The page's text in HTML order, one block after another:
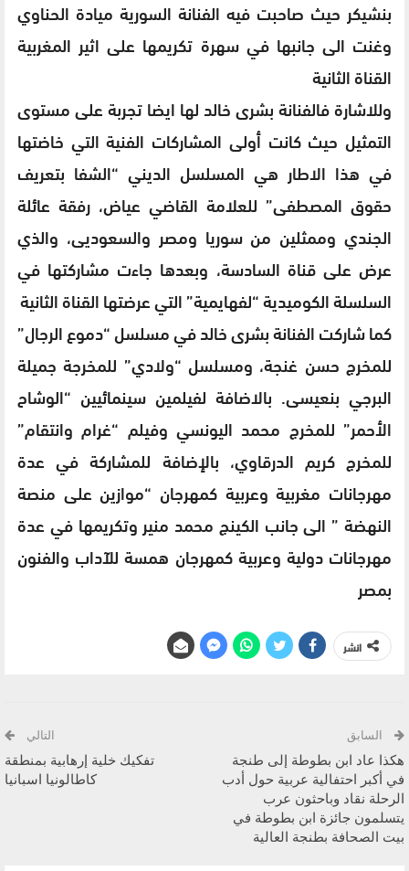
بنشيكر حيث صاحبت فيه الفنانة السورية ميادة الحناوي
وغنت الى جانبها في سهرة تكريمها على اثير المغربية
القناة الثانية
وللاشارة فالفنانة بشرى خالد لها ايضا تجربة على مستوى
التمثيل حيث كانت أولى المشاركات الفنية التي خاضتها
في هذا الاطار هي المسلسل الديني “الشفا بتعريف
حقوق المصطفى” للعلامة القاضي عياض، رفقة عائلة
الجندي وممثلين من سوريا ومصر والسعوديى، والذي
عرض على قناة السادسة، وبعدها جاءت مشاركتها في
السلسلة الكوميدية “لفهايمية” التي عرضتها القناة الثانية
كما شاركت الفنانة بشرى خالد في مسلسل “دموع الرجال”
للمخرج حسن غنجة، ومسلسل “ولادي” للمخرجة جميلة
البرجي بنعيسى. بالاضافة لفيلمين سينمائيين “الوشاح
الأحمر” للمخرج محمد اليونسي وفيلم “غرام وانتقام”
للمخرج كريم الدرقاوي، بالإضافة للمشاركة في عدة
مهرجانات مغربية وعربية كمهرجان “موازين على منصة
النهضة ” الى جانب الكينج محمد منير وتكريمها في عدة
مهرجانات دولية وعربية كمهرجان همسة للآداب والفنون
بمصر
انشر
السابق
هكذا عاد ابن بطوطة إلى طنجة
في أكبر احتفالية عربية حول أدب
الرحلة نقاد وباحثون عرب
يتسلمون جائزة ابن بطوطة في
بيت الصحافة بطنجة العالية
التالي
تفكيك خلية إرهابية بمنطقة
كاطالونيا اسبانيا